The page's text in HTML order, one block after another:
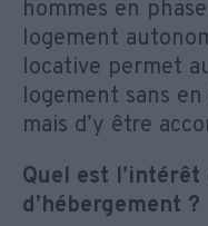
hommes en
logement
locative permet
logement sans
mais d’y être
Quel est
d’hébergement ?